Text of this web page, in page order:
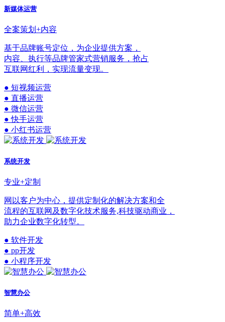
新媒体运营
全案策划+内容
基于品牌账号定位，为企业提供方案，
内容、执行等品牌管家式营销服务，抢占
互联网红利，实现流量变现。
● 短视频运营
● 直播运营
● 微信运营
● 快手运营
● 小红书运营
系统开发
专业+定制
网以客户为中心，提供定制化的解决方案和全
流程的互联网及数字化技术服务,科技驱动商业，
助力企业数字化转型。
● 软件开发
● pp开发
● 小程序开发
智慧办公
简单+高效